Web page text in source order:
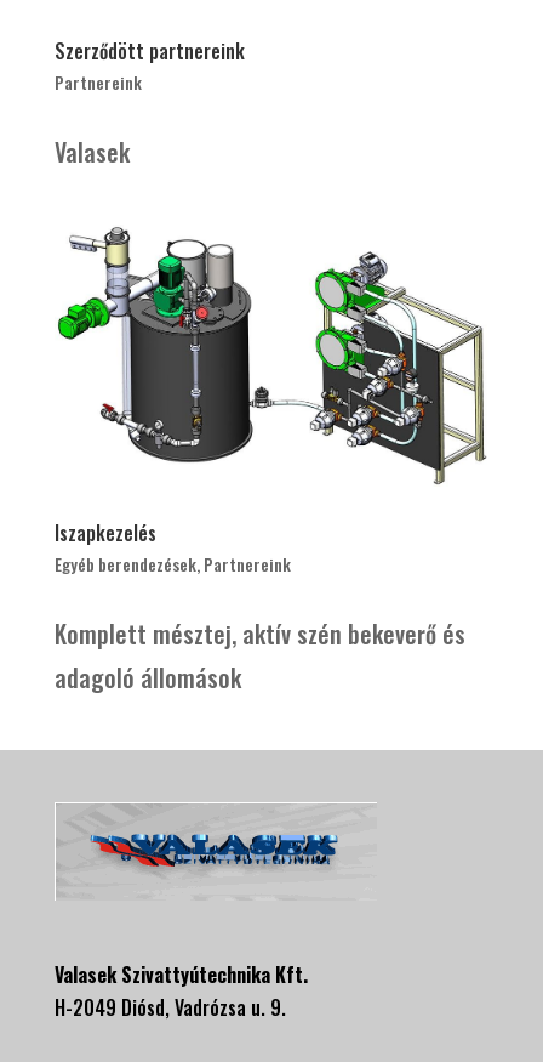
Szerződött partnereink
Partnereink
Valasek
Iszapkezelés
Egyéb berendezések,Partnereink
Komplett mésztej, aktív szén bekeverő és
adagoló állomások
Valasek Szivattyútechnika Kft.
H-2049 Diósd, Vadrózsa u. 9.